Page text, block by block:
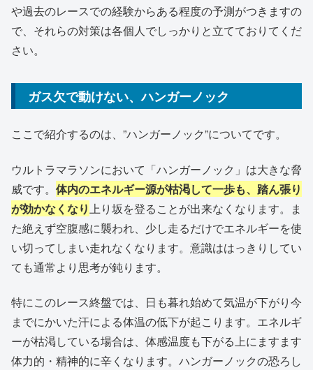
や過去のレースでの経験からある程度の予測がつきますの
で、それらの対策は各個人でしっかりと立てておりてくだ
さい。
ガス欠で動けない、ハンガーノック
ここで紹介するのは、”ハンガーノック”についてです。
ウルトラマラソンにおいて「ハンガーノック」は大きな脅
威です。 体内のエネルギー源が枯渇して一歩も、踏ん張り
が効かなくなり上り坂を登ることが出来なくなります。ま
た絶えず空腹感に襲われ、少し走るだけでエネルギーを使
い切ってしまい走れなくなります。意識ははっきりしてい
ても通常より思考が鈍ります。
特にこのレース終盤では、日も暮れ始めて気温が下がり今
までにかいた汗による体温の低下が起こります。エネルギ
ーが枯渇している場合は、体感温度も下がる上にますます
体力的・精神的に辛くなります。ハンガーノックの恐ろし